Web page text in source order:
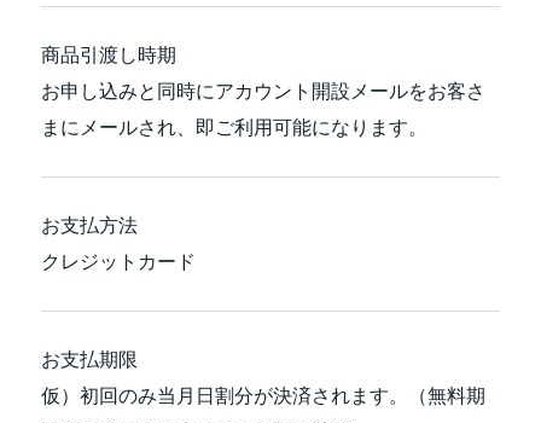
商品引渡し時期
お申し込みと同時にアカウント開設メールをお客さ
まにメールされ、即ご利用可能になります。
お支払方法
クレジットカード
お支払期限
仮）初回のみ当月日割分が決済されます。（無料期